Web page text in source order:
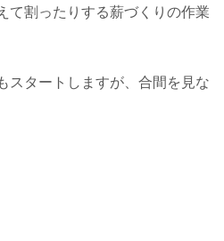
て割ったりする薪づくりの作業
スタートしますが、合間を見な